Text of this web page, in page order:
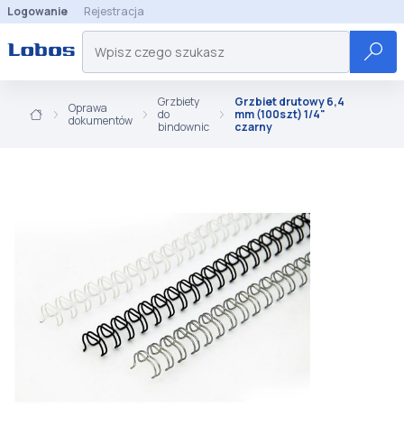
Logowanie Rejestracja
Oprawa
dokumentów
Grzbiety
do
bindownic
Grzbiet drutowy 6,4
mm (100szt) 1/4"
czarny